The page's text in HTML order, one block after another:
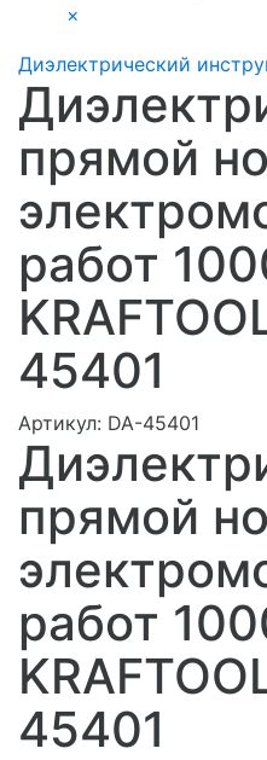
×
Диэлектрический
прямой
работ
45401
Артикул: DA-45401
прямой
работ
45401